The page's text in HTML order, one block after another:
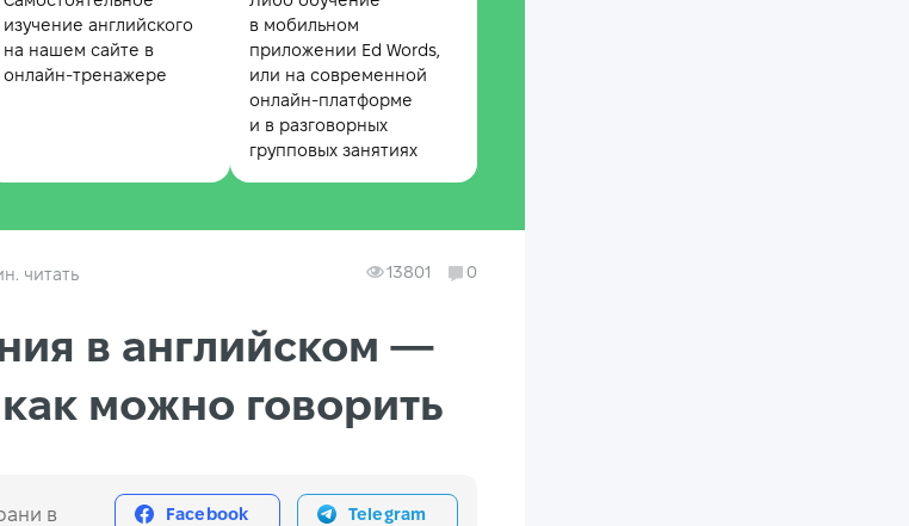
изучение английского
на нашем сайте в
онлайн-тренажере
в мобильном
приложении Ed Words,
или на современной
онлайн-платформе
и в разговорных
групповых занятиях
читать 13801 0
в английском —
как можно говорить
в Facebook Telegram